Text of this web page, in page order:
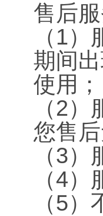
售后
（1
期间
使用；
（2
您售
（3
（4
（5